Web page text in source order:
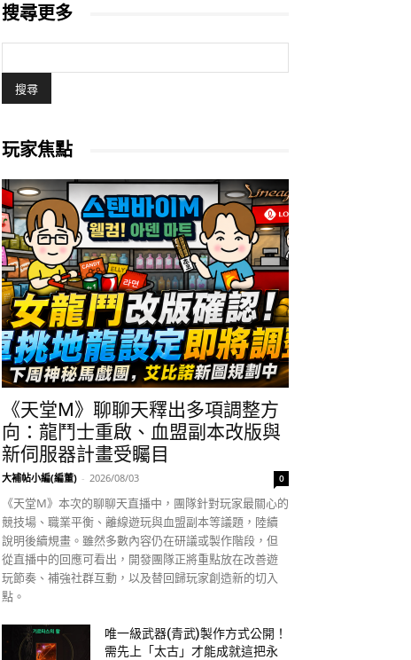
搜尋更多
玩家焦點
《天堂M》聊聊天釋出多項調整方
向：龍鬥士重啟、血盟副本改版與
新伺服器計畫受矚目
大補帖小編(編董) - 2026/08/03 0
《天堂M》本次的聊聊天直播中，團隊針對玩家最關心的
競技場、職業平衡、離線遊玩與血盟副本等議題，陸續
說明後續規畫。雖然多數內容仍在研議或製作階段，但
從直播中的回應可看出，開發團隊正將重點放在改善遊
玩節奏、補強社群互動，以及替回歸玩家創造新的切入
點。
唯一級武器(青武)製作方式公開！
需先上「太古」才能成就這把永